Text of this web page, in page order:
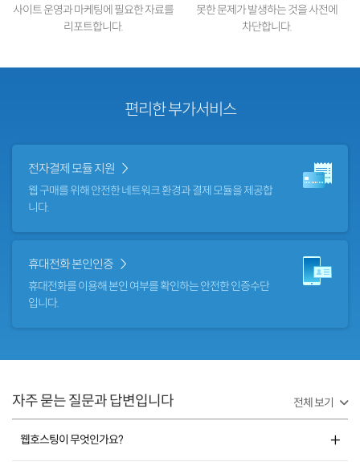
사이트 운영과 마케팅에 필요한 자료를
리포트합니다.
못한 문제가 발생하는것을 사전에
차단합니다.
편리한부가서비스
전자결제 모듈 지원
웹 구매를 위해 안전한 네트워크환경과 결제 모듈을 제공합
니다.
휴대전화 본인인증
휴대전화를 이용해 본인 여부를확인하는 안전한 인증수단
입니다.
자주 묻는 질문과 답변입니다 전체 보기
웹호스팅이 무엇인가요?